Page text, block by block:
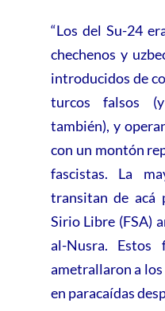
“Los del Su-24
chechenos y
introducidos de
turcos falsos
también), y
con un montón
fascistas. La
transitan de acá
Sirio Libre (FSA)
al-Nusra. Estos
ametrallaron a
en paracaídas